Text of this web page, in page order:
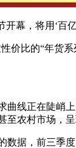
幕，将用‘百
价比的“年货
线正在陡峭
农村市场，
据，前三季